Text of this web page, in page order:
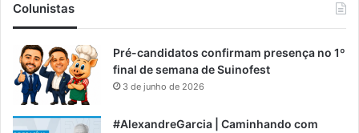
Colunistas
Pré-candidatos confirmam presença no 1º
final de semana de Suinofest
3 de junho de 2026
#AlexandreGarcia | Caminhando com